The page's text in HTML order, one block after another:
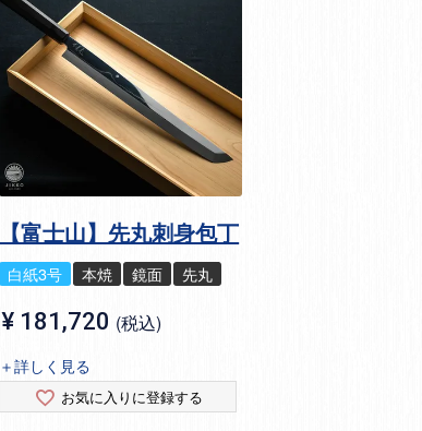
【富士山】先丸刺身包丁
白紙3号 本焼 鏡面 先丸
¥ 181,720 税込
＋詳しく見る
お気に入りに登録する